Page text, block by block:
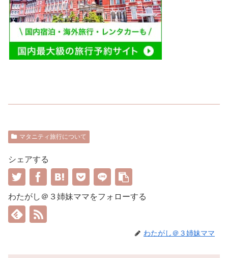
マタニティ旅行について
シェアする
わたがし＠３姉妹ママをフォローする
わたがし＠３姉妹ママ